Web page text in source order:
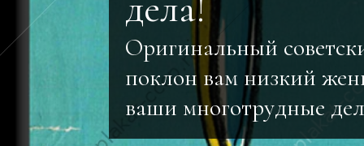
Оригинальный
поклон вам низкий
ваши многотрудные